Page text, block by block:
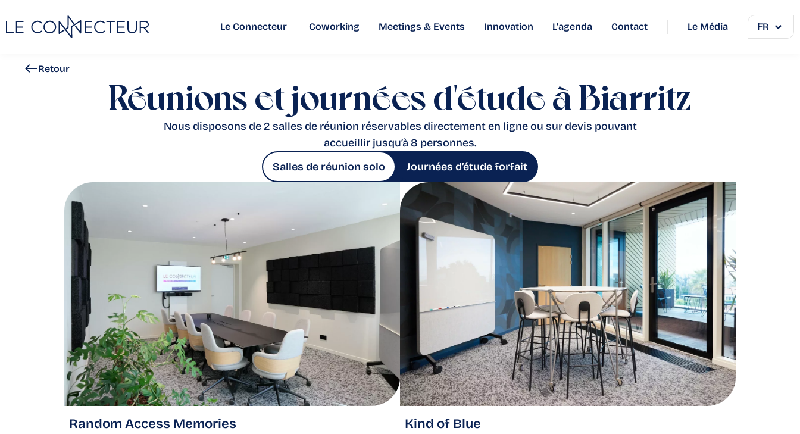
Le Connecteur Coworking Meetings & Events Innovation L'agenda Contact Le Média FR
Retour
Réunions et journées d'étude à Biarritz
Nous disposons de 2 salles de réunion réservables directement en ligne ou sur devis pouvant
accueillir jusqu’à 8 personnes.
Salles de réunion solo
Journées d’étude forfait
Random Access Memories Kind of Blue